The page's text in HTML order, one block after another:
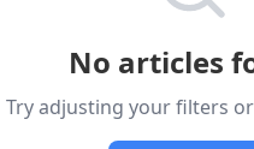
No articles
Try adjusting your filters